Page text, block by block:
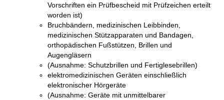
Vorschriften ein Prüfbescheid mit Prüfzeichen erteilt
worden ist)
Bruchbändern, medizinischen Leibbinden,
medizinischen Stützapparaten und Bandagen,
orthopädischen Fußstützen, Brillen und
Augengläsern
(Ausnahme: Schutzbrillen und Fertiglesebrillen)
elektromedizinischen Geräten einschließlich
elektronischer Hörgeräte
(Ausnahme: Geräte mit unmittelbarer